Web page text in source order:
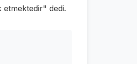
etmektedir" dedi.